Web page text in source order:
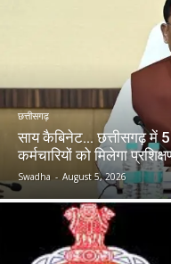
छत्तीसगढ़
साय कैबिनेट… छत्तीसगढ़ में
कर्मचारियों को मिलेगा
Swadha - August 5, 2026